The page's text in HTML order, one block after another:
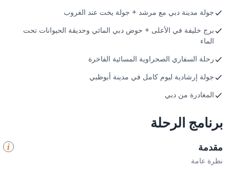
جولة مدينة دبي مع مرشد + جولة يخت عند الغروب
برج خليفة في الأعلى + حوض دبي المائي وحديقة الحيوانات تحت
الماء
رحلة السفاري الصحراوية المسائية الفاخرة
جولة إرشادية ليوم كامل في مدينة أبوظبي
المغادرة من دبي
برنامج الرحلة
مقدمة
نظرة عامة